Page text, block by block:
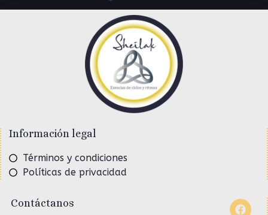
Información legal
Términos y condiciones
Políticas de privacidad
Contáctanos